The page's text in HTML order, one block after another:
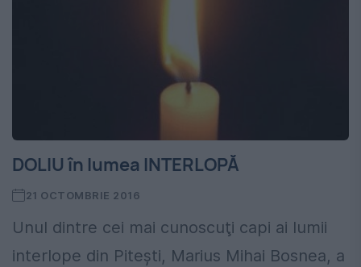
DOLIU în lumea INTERLOPĂ
21 OCTOMBRIE 2016
Unul dintre cei mai cunoscuţi capi ai lumii
interlope din Piteşti, Marius Mihai Bosnea, a